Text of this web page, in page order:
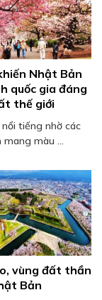
Nhật Bản
quốc gia đáng
thế giới
tiếng nhờ các
màu ...
vùng đất thần
Bản